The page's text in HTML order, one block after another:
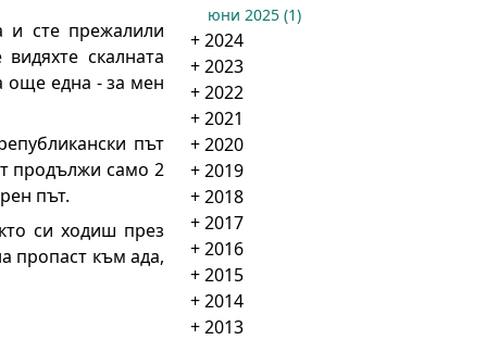
и сте прежалили
скалната
още една - за мен
път
продължи само 2
път.
си ходиш през
пропаст към ада,
юни 2025 (1)
+2024
+2023
+2022
+2021
+2020
+2019
+2018
+2017
+2016
+2015
+2014
+2013